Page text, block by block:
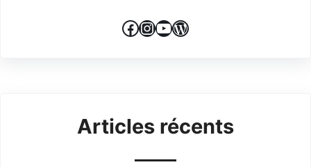
Facebook
Instagram
YouTube
WordPress
Articles récents